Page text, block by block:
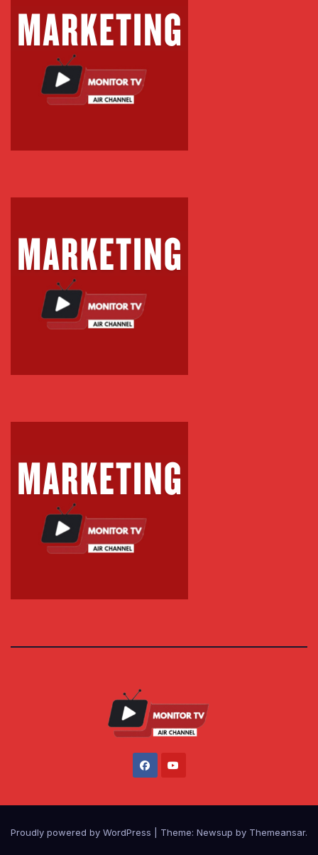
Proudly powered by WordPress Theme: Newsup by Themeansar.